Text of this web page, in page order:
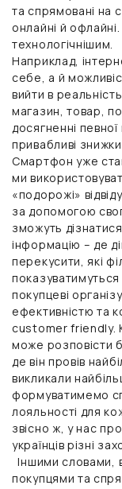
та спрямовані на
онлайні й
технологічнішим.
Наприклад,
себе, а й
вийти в
магазин, товар,
досягненні певної
привабливі
Смартфон уже
ми
«подорожі»
за допомогою
зможуть
інформацію – де
перекусити, які
покупцеві
ефективністю та
customer friendly.
може розповісти
де він провів
викликали
формуватимемо
лояльності для
звісно ж, у нас
українців різні
Іншими словами,
покупцями та